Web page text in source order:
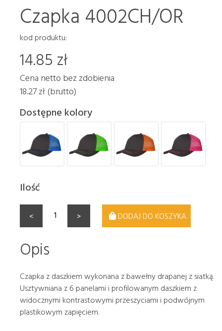
Czapka 4002CH/OR
kod produktu:
14.85 zł
Cena netto bez zdobienia
18.27 zł (brutto)
Dostępne kolory
Ilość
< > DODAJ DO KOSZYKA
Opis
Czapka z daszkiem wykonana z bawełny drapanej z siatką.
Usztywniana z 6 panelami i profilowanym daszkiem z
widocznymi kontrastowymi przeszyciami i podwójnym
plastikowym zapięciem.